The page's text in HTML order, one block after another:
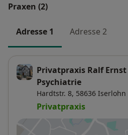
Praxen (2)
Adresse 1 Adresse 2
Privatpraxis Ralf
Psychiatrie
Hardtstr. 8, 58636 Iserlohn
Privatpraxis